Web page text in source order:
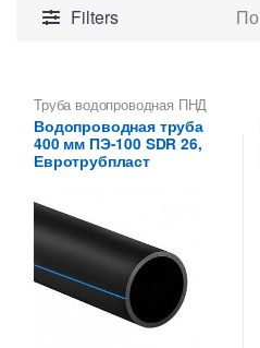
Filters
Труба водопроводная ПНД
400 мм
Водопроводная труба
400 мм ПЭ-100 SDR 26,
Евротрубпласт